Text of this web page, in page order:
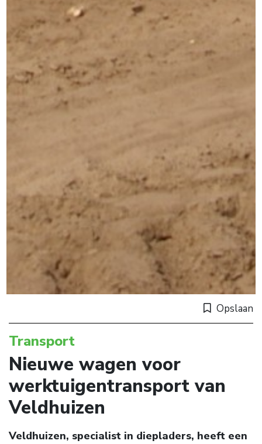
Opslaan
Transport
Nieuwe wagen voor
werktuigentransport van
Veldhuizen
Veldhuizen, specialist in diepladers, heeft een